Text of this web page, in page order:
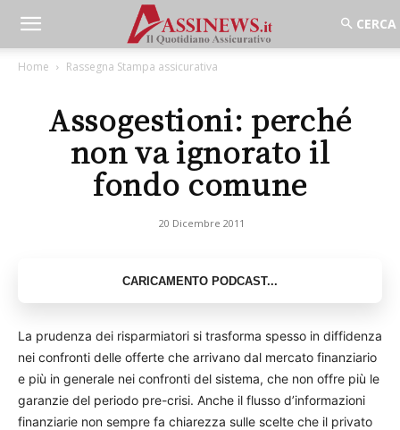
Home Rassegna Stampa assicurativa
Assogestioni: perché
non va ignorato il
fondo comune
20 Dicembre 2011
La prudenza dei risparmiatori si trasforma spesso in diffidenza
nei confronti delle offerte che arrivano dal mercato finanziario
e più in generale nei confronti del sistema, che non offre più le
garanzie del periodo pre-crisi. Anche il flusso d’informazioni
finanziarie non sempre fa chiarezza sulle scelte che il privato